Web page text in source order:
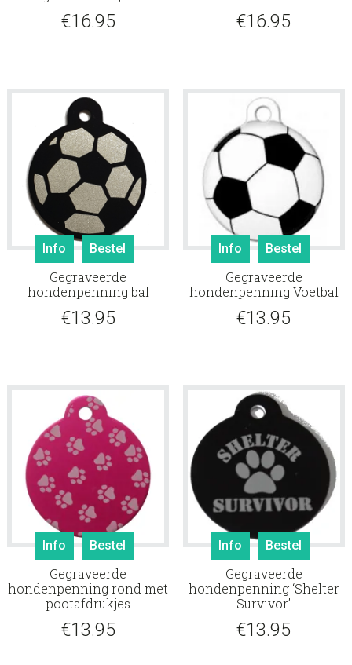
€16.95 €16.95
Info Bestel
Gegraveerde
hondenpenning bal
€13.95
Info Bestel
Gegraveerde
hondenpenning Voetbal
€13.95
Info Bestel
Gegraveerde
hondenpenning rond met
pootafdrukjes
€13.95
Info Bestel
Gegraveerde
hondenpenning ‘Shelter
Survivor’
€13.95